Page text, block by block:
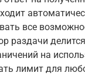
все
раздачи
на
лимит для